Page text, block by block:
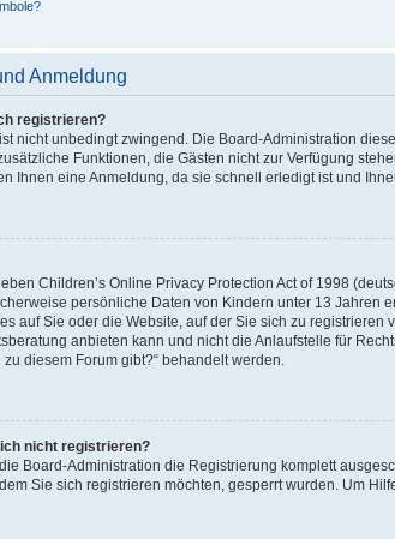
Anmeldung
registrieren?
nicht unbedingt zwingend. Die Board-Administration
Funktionen, die Gästen nicht zur Verfügung
Ihnen eine Anmeldung, da sie schnell erledigt ist und
Children’s Online Privacy Protection Act of 1998
persönliche Daten von Kindern unter 13 Jahren
auf Sie oder die Website, auf der Sie sich zu
anbieten kann und nicht die Anlaufstelle für
diesem Forum gibt?“ behandelt werden.
nicht registrieren?
Board-Administration die Registrierung komplett
Sie sich registrieren möchten, gesperrt wurden. Um